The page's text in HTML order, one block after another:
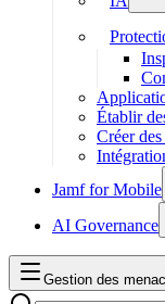
Établir
Créer
Jamf for Mobile
AI Governance
Gestion des